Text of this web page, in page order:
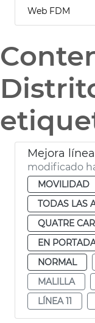
Web FDM
Mejora
modificado
MOVILIDAD
TODAS LAS
QUATRE
EN
NORMAL
MALILLA
LÍNEA 11